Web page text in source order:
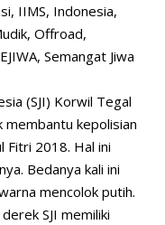
, IIMS, Indonesia,
, Offroad,
, Semangat Jiwa
(SJI) Korwil Tegal
membantu kepolisian
Fitri 2018. Hal ini
Bedanya kali ini
mencolok putih.
SJI memiliki